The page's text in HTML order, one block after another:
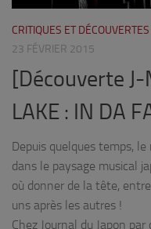
CRITIQUES ET
23 FÉVRIER 2015
[Découverte J-
LAKE : IN DA
Depuis quelques temps,
dans le paysage musical
où donner de la tête,
uns après les autres !
Chez Journal du Japon